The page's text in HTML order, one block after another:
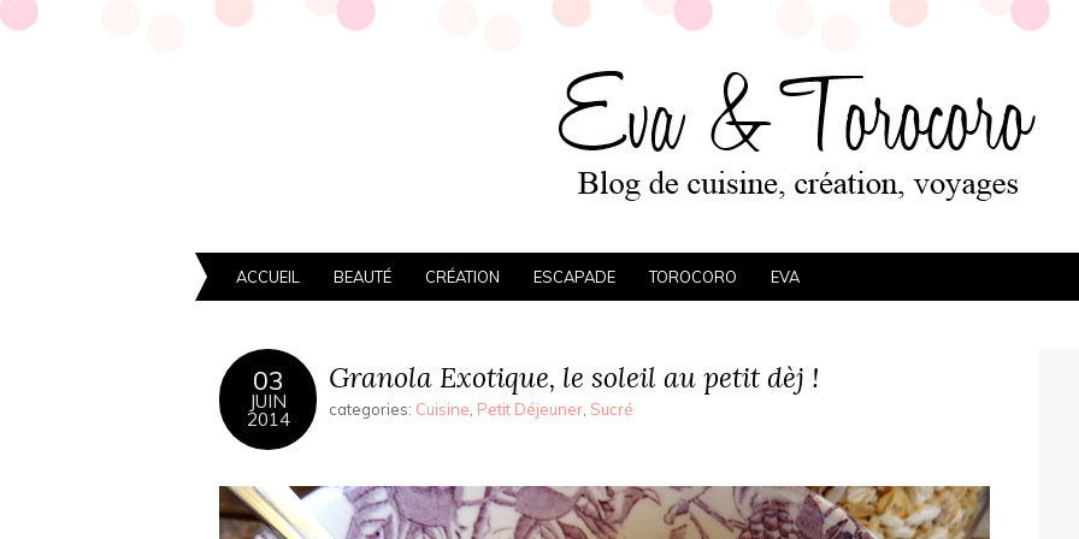
ACCUEIL BEAUTÉ CRÉATION ESCAPADE TOROCORO EVA
03
JUIN
2014
Granola Exotique, le soleil au petit dèj !
categories: Cuisine Petit Déjeuner Sucré